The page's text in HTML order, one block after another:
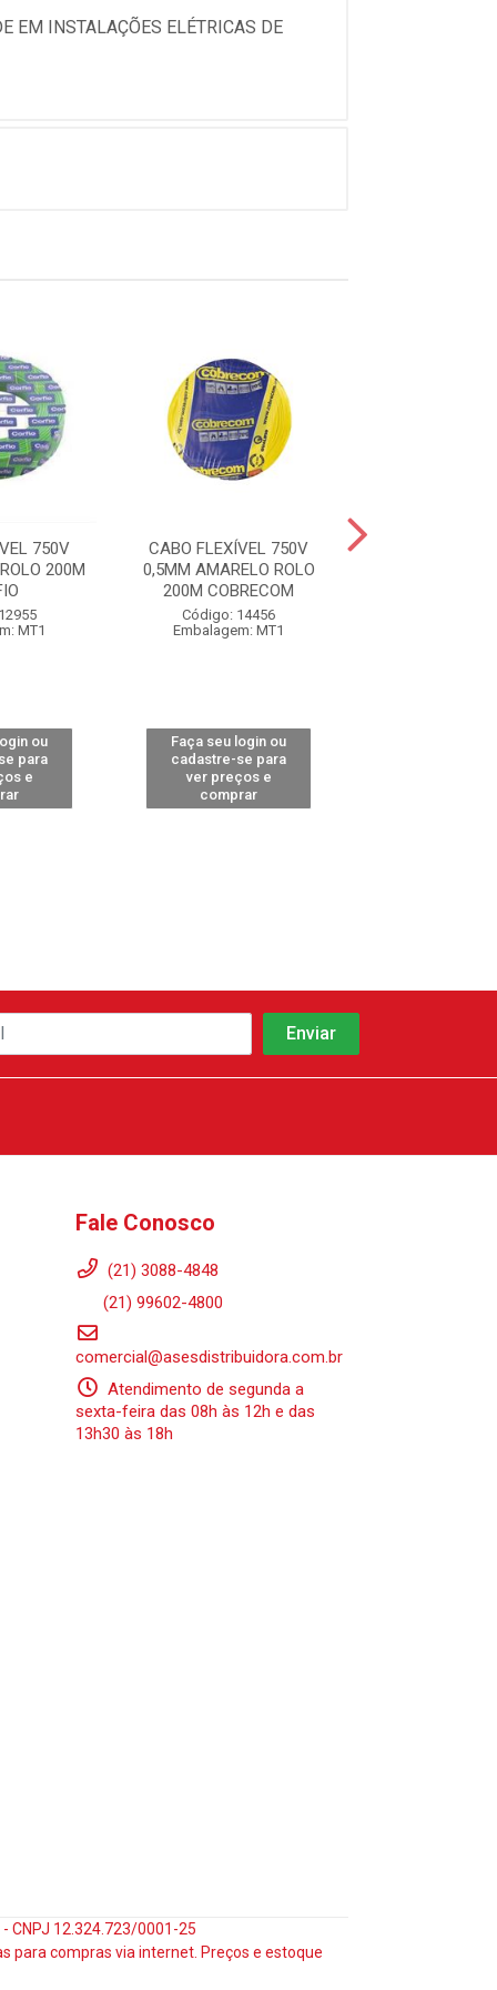
EM INSTALAÇÕES ELÉTRICAS DE
750V
200M
MT1
ou
para
e
CABO FLEXÍVEL 750V
0,5MM AMARELO ROLO
200M COBRECOM
Código: 14456
Embalagem: MT1
Faça seu login ou
cadastre-se para
ver preços e
comprar
Fale Conosco
(21) 3088-4848
(21) 99602-4800
comercial@asesdistribuidora.com.br
Atendimento de segunda a
sexta-feira das 08h às 12h e das
13h30 às 18h
CNPJ 12.324.723/0001-25
para compras via internet. Preços e estoque